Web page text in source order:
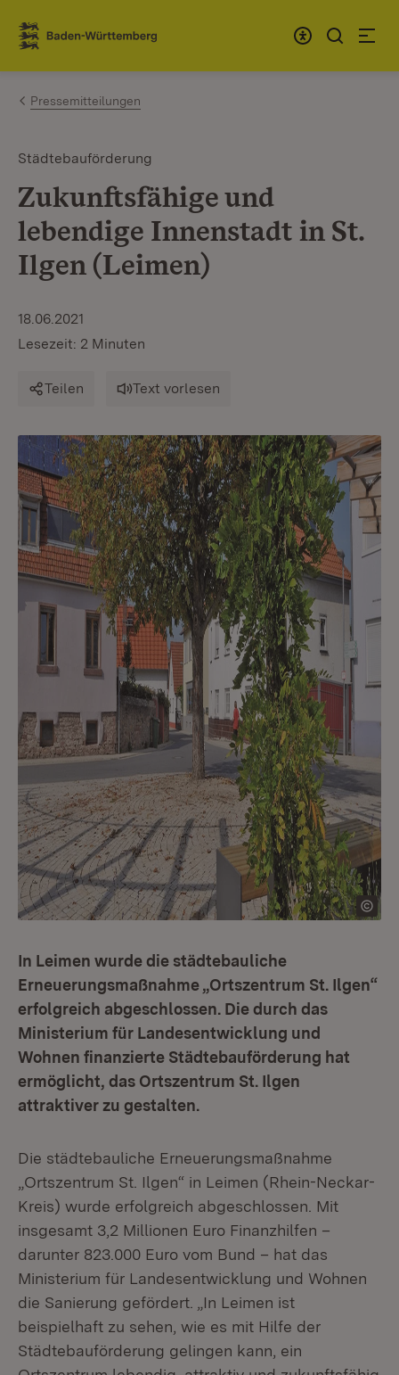
Zum Inhalt springen
Link zur Startseite
Pressemitteilungen
Städtebauförderung
Zukunftsfähige und
lebendige Innenstadt in St.
Ilgen (Leimen)
18.06.2021
Lesezeit: 2 Minuten
Teilen Text vorlesen
In Leimen wurde die städtebauliche
Erneuerungsmaßnahme „Ortszentrum St. Ilgen“
erfolgreich abgeschlossen. Die durch das
Ministerium für Landesentwicklung und
Wohnen finanzierte Städtebauförderung hat
ermöglicht, das Ortszentrum St. Ilgen
attraktiver zu gestalten.
Die städtebauliche Erneuerungsmaßnahme
„Ortszentrum St. Ilgen“ in Leimen (Rhein-Neckar-
Kreis) wurde erfolgreich abgeschlossen. Mit
insgesamt 3,2 Millionen Euro Finanzhilfen –
darunter 823.000 Euro vom Bund – hat das
Ministerium für Landesentwicklung und Wohnen
die Sanierung gefördert. „In Leimen ist
beispielhaft zu sehen, wie es mit Hilfe der
Städtebauförderung gelingen kann, ein